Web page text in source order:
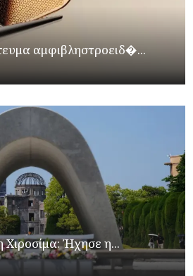
αμφιβληστροειδ�...
Χιροσίμα: Ήχησε η...